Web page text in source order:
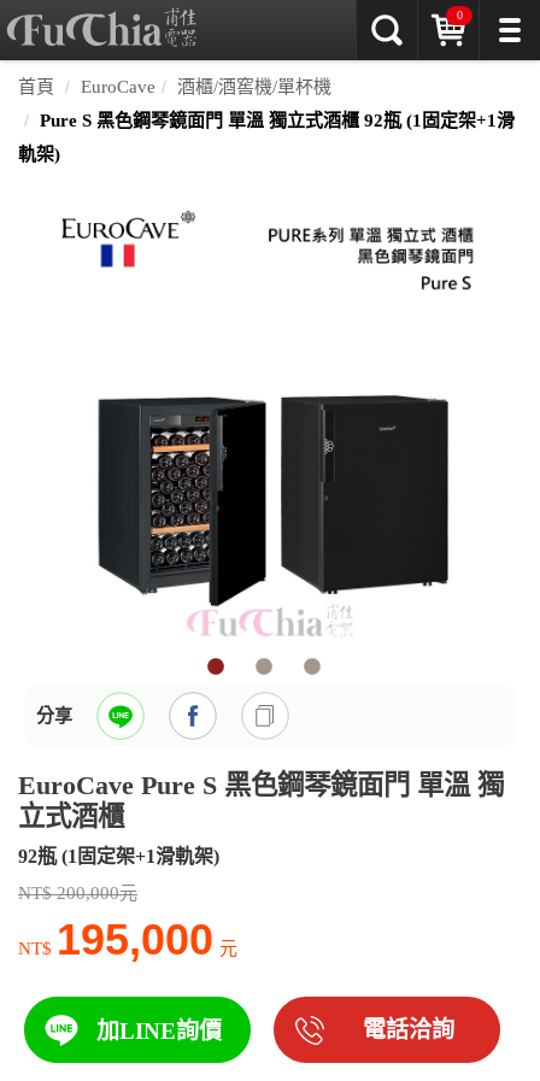
0
首頁 EuroCave
酒櫃/酒窖機/單杯機
Pure S 黑色鋼琴鏡面門 單溫 獨立式酒櫃 92瓶 (1固定架+1滑
軌架)
分享
EuroCave Pure S 黑色鋼琴鏡面門 單溫 獨
立式酒櫃
92瓶 (1固定架+1滑軌架)
NT$ 200,000元
NT$ 195,000 元
加LINE詢價 電話洽詢